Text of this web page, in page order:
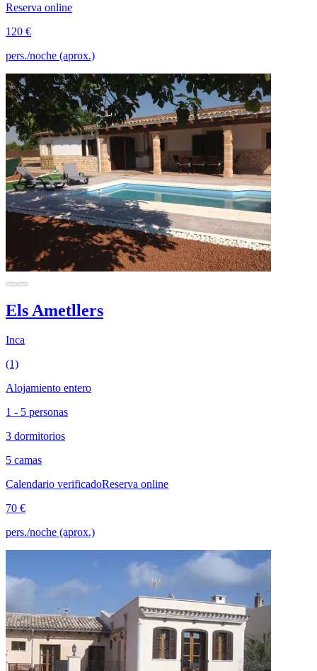
Reserva online
120 €
pers./noche (aprox.)
Els Ametllers
Inca
(1)
Alojamiento entero
1 - 5 personas
3 dormitorios
5 camas
Calendario verificadoReserva online
70 €
pers./noche (aprox.)